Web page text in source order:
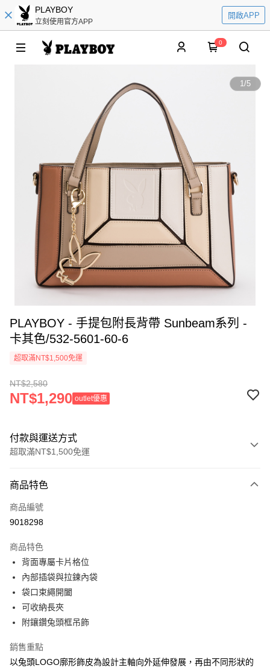
PLAYBOY
立刻使用官方APP
開啟APP
0
1/5
PLAYBOY - 手提包附長背帶 Sunbeam系列 -
卡其色/532-5601-60-6
超取滿NT$1,500免運
NT$2,580
NT$1,290 outlet優惠
付款與運送方式
超取滿NT$1,500免運
信用卡一次付款
超商取貨付款
Apple Pay
街口支付
悠遊付
大哥付你分期
相關說明
1.本服務由台灣大哥大提供，台灣大哥大用戶可立即使用無須另外申請。
AFTEE先享後付
商品特色
商品編號
9018298
商品特色
背面專屬卡片格位
內部插袋與拉鍊內袋
袋口束繩開闔
可收納長夾
附鑲鑽兔頭框吊飾
銷售重點
以兔頭LOGO廓形飾皮為設計主軸向外延伸發展，再由不同形狀的